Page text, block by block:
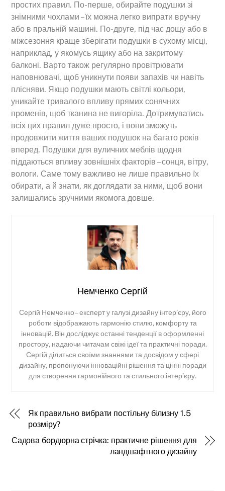
простих правил. По-перше, обирайте подушки зі
знімними чохлами – їх можна легко випрати вручну
або в пральній машині. По-друге, під час дощу або в
міжсезоння краще зберігати подушки в сухому місці,
наприклад, у якомусь ящику або на закритому
балконі. Варто також регулярно провітрювати
наповнювачі, щоб уникнути появи запахів чи навіть
плісняви. Якщо подушки мають світлі кольори,
уникайте тривалого впливу прямих сонячних
променів, щоб тканина не вигоріла. Дотримуватись
всіх цих правил дуже просто, і вони зможуть
продовжити життя ваших подушок на багато років
вперед. Подушки для вуличних меблів щодня
піддаються впливу зовнішніх факторів – сонця, вітру,
вологи. Саме тому важливо не лише правильно їх
обирати, а й знати, як доглядати за ними, щоб вони
залишались зручними якомога довше.
Немченко Сергій
Сергій Немченко – експерт у галузі дизайну інтер’єру, його
роботи відображають гармонію стилю, комфорту та
інновацій. Він досліджує останні тенденції в оформленні
простору, надаючи читачам свіжі ідеї та практичні поради.
Сергій ділиться своїми знаннями та досвідом у сфері
дизайну, пропонуючи інноваційні рішення та цінні поради
для створення гармонійного та стильного інтер’єру.
Як правильно вибрати постільну білизну 1.5
розміру?
Садова бордюрна стрічка: практичне рішення для
ландшафтного дизайну